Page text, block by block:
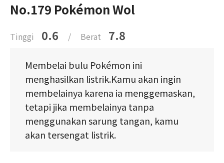
No.179 Pokémon Wol
Tinggi 0.6 / Berat 7.8
Membelai bulu Pokémon ini
menghasilkan listrik.Kamu akan ingin
membelainya karena ia menggemaskan,
tetapi jika membelainya tanpa
menggunakan sarung tangan, kamu
akan tersengat listrik.